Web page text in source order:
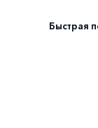
Быстрая